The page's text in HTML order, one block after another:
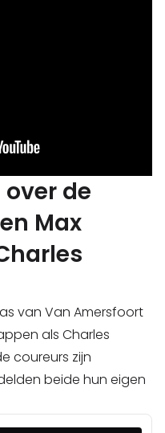
de
Max
van Van Amersfoort
als Charles
coureurs zijn
beide hun eigen